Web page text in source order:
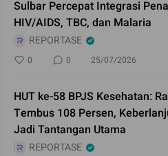
Sulbar Percepat Integrasi
HIV/AIDS, TBC, dan Malaria
REPORTASE
0 0 25/07/2026
HUT ke-58 BPJS Kesehatan:
Tembus 108 Persen,
Jadi Tantangan Utama
REPORTASE